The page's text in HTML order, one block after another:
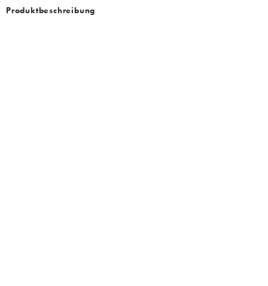
Produktbeschreibung